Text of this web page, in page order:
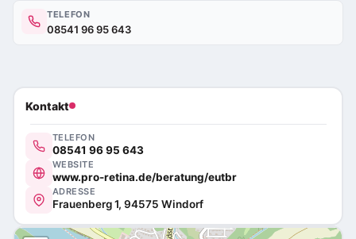
TELEFON
08541 96 95 643
Kontakt
TELEFON
08541 96 95 643
WEBSITE
www.pro-retina.de/beratung/eutbr
ADRESSE
Frauenberg 1, 94575 Windorf